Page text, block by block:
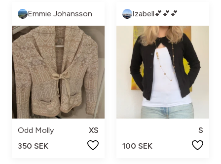
Emmie Johansson
Odd Molly
XS
350 SEK
Izabell💕💕💕
S
100 SEK